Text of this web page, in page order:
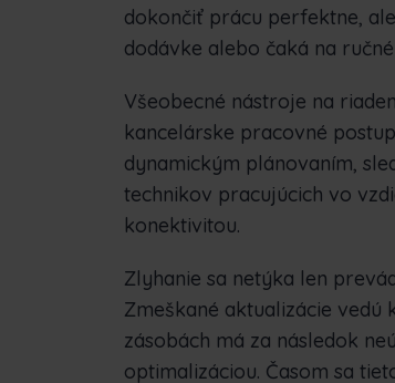
dokončiť prácu perfektne,
dodávke alebo čaká na
Všeobecné nástroje na
kancelárske pracovné
dynamickým plánovaním,
technikov pracujúcich vo
konektivitou.
Zlyhanie sa netýka len
Zmeškané aktualizácie
zásobách má za následok
optimalizáciou. Časom sa